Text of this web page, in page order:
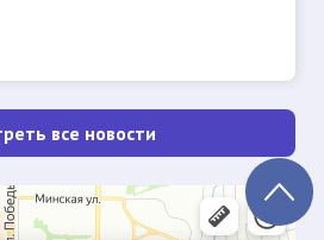
все новости